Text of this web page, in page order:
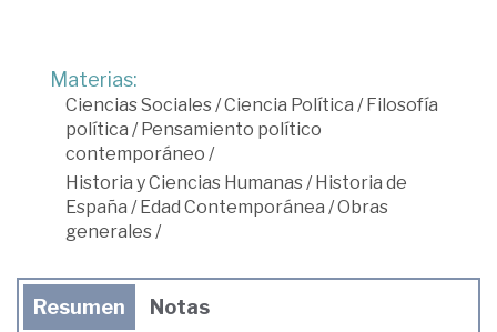
Materias:
Ciencias Sociales /Ciencia Política /Filosofía
política /Pensamiento político
contemporáneo /
Historia y Ciencias Humanas /Historia de
España /Edad Contemporánea /Obras
generales /
Resumen Notas